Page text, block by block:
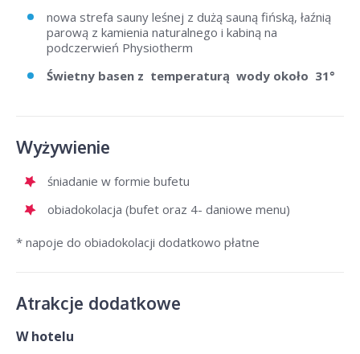
nowa strefa sauny leśnej z dużą sauną fińską, łaźnią
parową z kamienia naturalnego i kabiną na
podczerwień Physiotherm
Świetny basen z temperaturą wody około 31°
Wyżywienie
śniadanie w formie bufetu
obiadokolacja (bufet oraz 4- daniowe menu)
* napoje do obiadokolacji dodatkowo płatne
Atrakcje dodatkowe
W hotelu